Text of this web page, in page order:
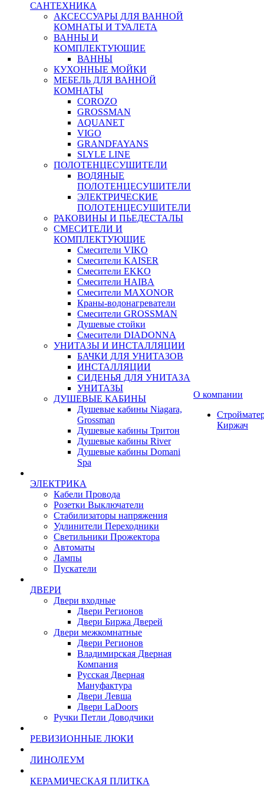
САНТЕХНИКА
АКСЕССУАРЫ ДЛЯ ВАННОЙ
КОМНАТЫ И ТУАЛЕТА
ВАННЫ И
КОМПЛЕКТУЮЩИЕ
ВАННЫ
КУХОННЫЕ МОЙКИ
МЕБЕЛЬ ДЛЯ ВАННОЙ
КОМНАТЫ
COROZO
GROSSMAN
AQUANET
VIGO
GRANDFAYANS
SLYLE LINE
ПОЛОТЕНЦЕСУШИТЕЛИ
ВОДЯНЫЕ
ПОЛОТЕНЦЕСУШИТЕЛИ
ЭЛЕКТРИЧЕСКИЕ
ПОЛОТЕНЦЕСУШИТЕЛИ
РАКОВИНЫ И ПЬЕДЕСТАЛЫ
СМЕСИТЕЛИ И
КОМПЛЕКТУЮЩИЕ
Смесители VIKO
Смесители KAISER
Смесители EKKO
Смесители HAIBA
Смесители MAXONOR
Краны-водонагреватели
Смесители GROSSMAN
Душевые стойки
Смесители DIADONNA
УНИТАЗЫ И ИНСТАЛЛЯЦИИ
БАЧКИ ДЛЯ УНИТАЗОВ
ИНСТАЛЛЯЦИИ
СИДЕНЬЯ ДЛЯ УНИТАЗА
УНИТАЗЫ
ДУШЕВЫЕ КАБИНЫ
Душевые кабины Niagara,
Grossman
Душевые кабины Тритон
Душевые кабины River
Душевые кабины Domani
Spa
ЭЛЕКТРИКА
Кабели Провода
Розетки Выключатели
Стабилизаторы напряжения
Удлинители Переходники
Светильники Прожектора
Автоматы
Лампы
Пускатели
ДВЕРИ
Двери входные
Двери Регионов
Двери Биржа Дверей
Двери межкомнатные
Двери Регионов
Владимирская Дверная
Компания
Русская Дверная
Мануфактура
Двери Левша
Двери LaDoors
Ручки Петли Доводчики
РЕВИЗИОННЫЕ ЛЮКИ
ЛИНОЛЕУМ
КЕРАМИЧЕСКАЯ ПЛИТКА
О компании
Киржач